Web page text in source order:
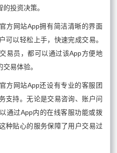
投资决策。
方网站App拥有简洁清晰的界面
可以轻松上手，快速完成交易。
易员，都可以通过该App方便地
易体验。
方网站App还设有专业的客服团
支持。无论是交易咨询、账户问
通过App内的在线客服功能或拨
种贴心的服务保障了用户交易过